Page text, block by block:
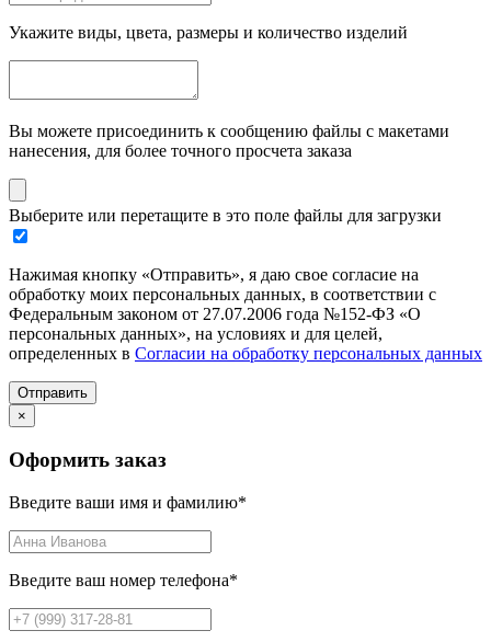
Укажите виды, цвета, размеры и количество изделий
Вы можете присоединить к сообщению файлы с макетами
нанесения, для более точного просчета заказа
Выберите или перетащите в это поле файлы для загрузки
Нажимая кнопку «Отправить», я даю свое согласие на
обработку моих персональных данных, в соответствии с
Федеральным законом от 27.07.2006 года №152-ФЗ «О
персональных данных», на условиях и для целей,
определенных в Согласии на обработку персональных данных
Отправить
×
Оформить заказ
Введите ваши имя и фамилию*
Введите ваш номер телефона*